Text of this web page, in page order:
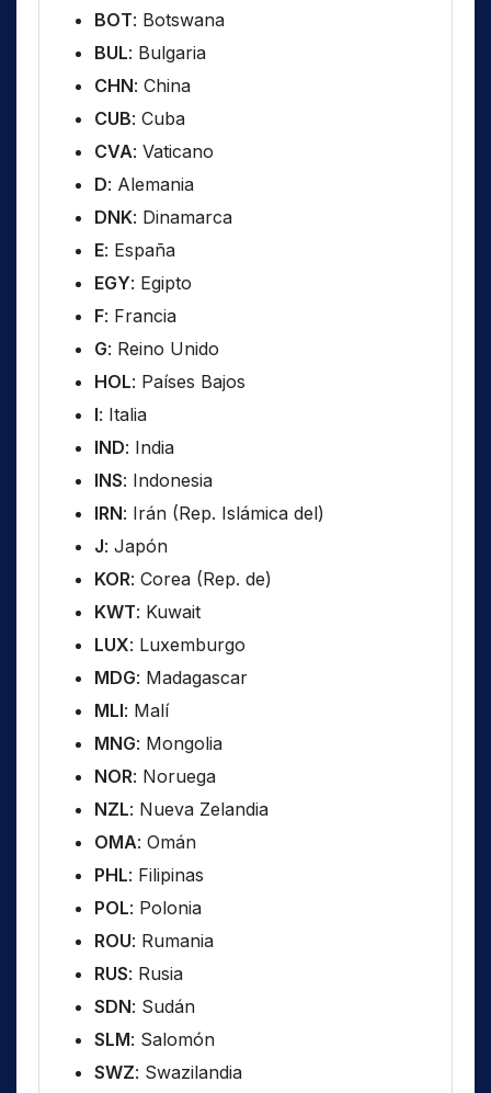
BOT: Botswana
BUL: Bulgaria
CHN: China
CUB: Cuba
CVA: Vaticano
D: Alemania
DNK: Dinamarca
E: España
EGY: Egipto
F: Francia
G: Reino Unido
HOL: Países Bajos
I: Italia
IND: India
INS: Indonesia
IRN: Irán (Rep. Islámica del)
J: Japón
KOR: Corea (Rep. de)
KWT: Kuwait
LUX: Luxemburgo
MDG: Madagascar
MLI: Malí
MNG: Mongolia
NOR: Noruega
NZL: Nueva Zelandia
OMA: Omán
PHL: Filipinas
POL: Polonia
ROU: Rumania
RUS: Rusia
SDN: Sudán
SLM: Salomón
SWZ: Swazilandia